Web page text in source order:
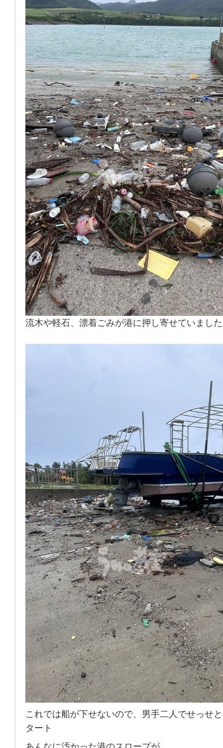
流木や軽石、漂着ごみが港に押し寄せていました
これでは船が下せないので、男手二人でせっせ
タート